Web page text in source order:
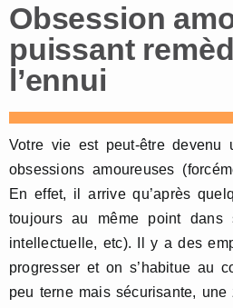
Obsession
puissant
l’ennui
Votre vie est peut-être devenu
obsessions amoureuses
En effet, il arrive qu’après
toujours au même point dans
intellectuelle, etc). Il y a des
progresser et on s’habitue au
peu terne mais sécurisante,